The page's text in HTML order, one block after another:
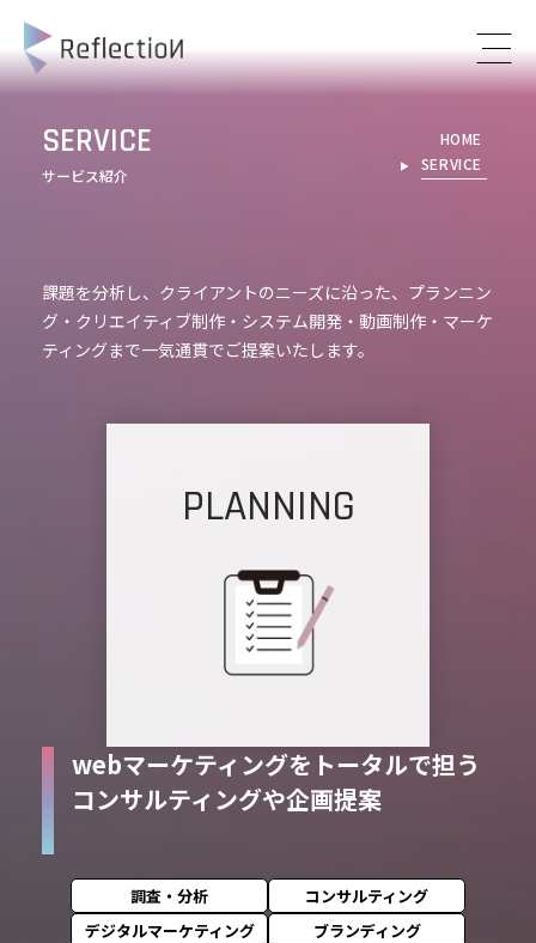
SERVICE
サービス紹介
HOME
▶︎ SERVICE
課題を分析し、クライアントのニーズに沿った、プランニン
グ・クリエイティブ制作・システム開発・動画制作・マーケ
ティングまで一気通貫でご提案いたします。
PLANNING
webマーケティングをトータルで担う
コンサルティングや企画提案
調査・分析
コンサルティング
デジタルマーケティング
ブランディング